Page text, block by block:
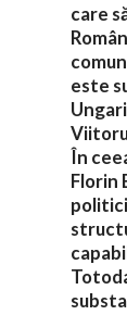
care
este
În
Florin